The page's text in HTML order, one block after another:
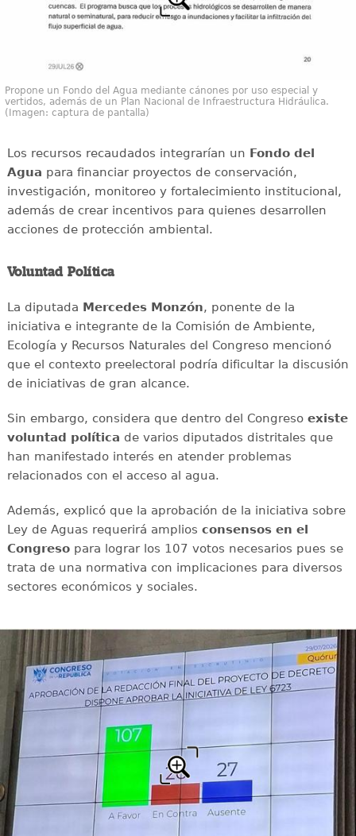
Propone un Fondo del Agua mediante cánones por uso especial y
vertidos, además de un Plan Nacional de Infraestructura Hidráulica.
(Imagen: captura de pantalla)
Los recursos recaudados integrarían un Fondo del
Agua para financiar proyectos de conservación,
investigación, monitoreo y fortalecimiento institucional,
además de crear incentivos para quienes desarrollen
acciones de protección ambiental.
Voluntad Política
La diputada Mercedes Monzón, ponente de la
iniciativa e integrante de la Comisión de Ambiente,
Ecología y Recursos Naturales del Congreso mencionó
que el contexto preelectoral podría dificultar la discusión
de iniciativas de gran alcance.
Sin embargo, considera que dentro del Congreso existe
voluntad política de varios diputados distritales que
han manifestado interés en atender problemas
relacionados con el acceso al agua.
Además, explicó que la aprobación de la iniciativa sobre
Ley de Aguas requerirá amplios consensos en el
Congresopara lograr los 107 votos necesarios pues se
trata de una normativa con implicaciones para diversos
sectores económicos y sociales.